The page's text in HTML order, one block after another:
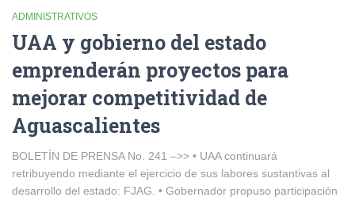
ADMINISTRATIVOS
UAA y gobierno del estado
emprenderán proyectos para
mejorar competitividad de
Aguascalientes
BOLETÍN DE PRENSA No. 241 –>> • UAA continuará
retribuyendo mediante el ejercicio de sus labores sustantivas al
desarrollo del estado: FJAG. • Gobernador propuso participación